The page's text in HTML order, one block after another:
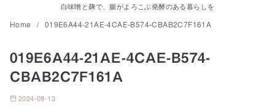
白味噌と麹で、腸がよろこぶ発酵のある暮らしを
Home 019E6A44-21AE-4CAE-B574-CBAB2C7F161A
019E6A44-21AE-4CAE-B574-
CBAB2C7F161A
2024-09-13